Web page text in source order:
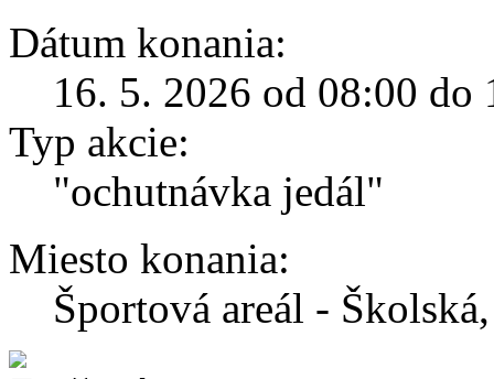
Dátum konania:
16. 5. 2026 od 08:00 do
Typ akcie:
"ochutnávka jedál"
Miesto konania:
Športová areál -